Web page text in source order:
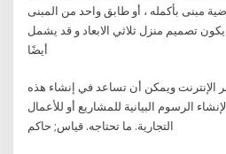
مبنى بأكمله ، أو طابق واحد من المبنى
تصميم منزل ثلاثي الابعاد و قد يشمل
أيضًا
الإنترنت ويمكن أن تساعد في إنشاء هذه
الرسوم البيانية للمشاريع أو للأعمال